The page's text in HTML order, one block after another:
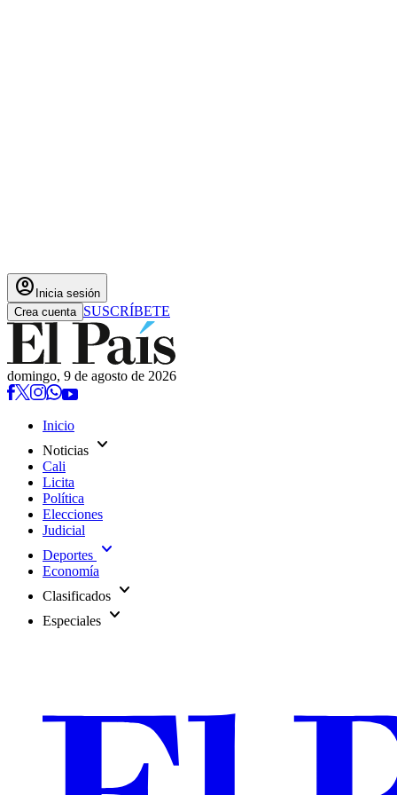
account_circle Inicia sesión
Crea cuenta SUSCRÍBETE
domingo, 9 de agosto de 2026
Inicio
Noticias expand_more
Cali
Licita
Política
Elecciones
Judicial
Deportes expand_more
Economía
Clasificados expand_more
Especiales expand_more